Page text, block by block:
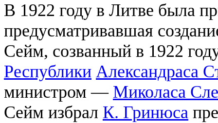
В 1922 году в Литве была
предусматривавшая
Сейм, созванный в 1922
Республики Александраса
министром — Миколаса
Сейм избрал К. Гринюса